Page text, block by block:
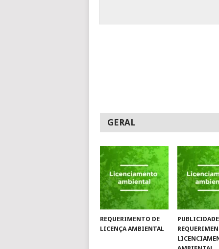
GERAL
REQUERIMENTO DE
LICENÇA AMBIENTAL